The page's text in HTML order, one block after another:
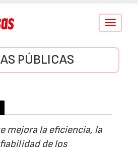
Conmutar
PÚBLICAS
mejora la eficiencia, la
de los